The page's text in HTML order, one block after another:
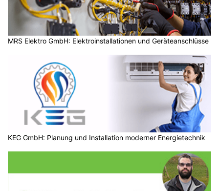
MRS Elektro GmbH: Elektroinstallationen und Geräteanschlüsse
KEG GmbH: Planung und Installation moderner Energietechnik